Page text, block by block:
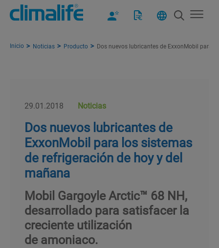
Inicio Noticias Producto Dos nuevos lubricantes de ExxonMobil para
29.01.2018 Noticias
Dos nuevos lubricantes de
ExxonMobil para los sistemas
de refrigeración de hoy y del
mañana
Mobil Gargoyle Arctic™ 68 NH,
desarrollado para satisfacer la
creciente utilización
de amoniaco.